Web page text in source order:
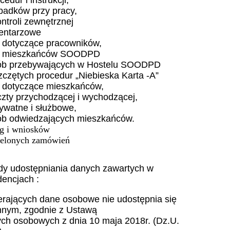
przy pracy,
zewnętrznej
pracowników,
SOODPD
przebywających w Hostelu SOODPD
procedur „Niebieska Karta -A”
mieszkańców,
przychodzącej i wychodzącej,
i służbowe,
odwiedzających mieszkańców.
i wniosków
zamówień
udostępniania danych zawartych w
:
dane osobowe nie udostępnia się
zgodnie z Ustawą
osobowych z dnia 10 maja 2018r. (Dz.U.